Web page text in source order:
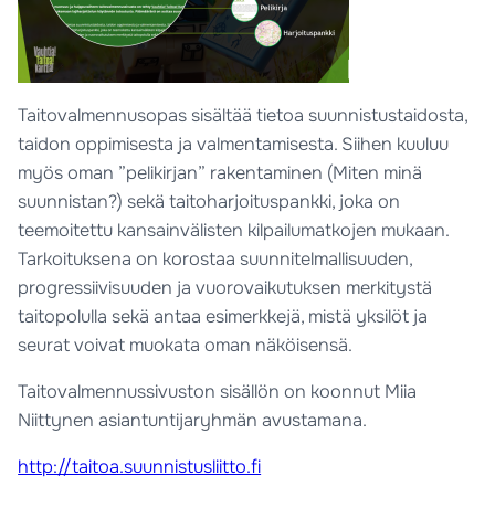
Taitovalmennusopas sisältää tietoa suunnistustaidosta,
taidon oppimisesta ja valmentamisesta. Siihen kuuluu
myös oman ”pelikirjan” rakentaminen (Miten minä
suunnistan?) sekä taitoharjoituspankki, joka on
teemoitettu kansainvälisten kilpailumatkojen mukaan.
Tarkoituksena on korostaa suunnitelmallisuuden,
progressiivisuuden ja vuorovaikutuksen merkitystä
taitopolulla sekä antaa esimerkkejä, mistä yksilöt ja
seurat voivat muokata oman näköisensä.
Taitovalmennussivuston sisällön on koonnut Miia
Niittynen asiantuntijaryhmän avustamana.
http://taitoa.suunnistusliitto.fi